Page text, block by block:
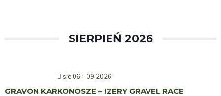
SIERPIEŃ 2026
sie 06 - 09 2026
GRAVON KARKONOSZE – IZERY GRAVEL RACE